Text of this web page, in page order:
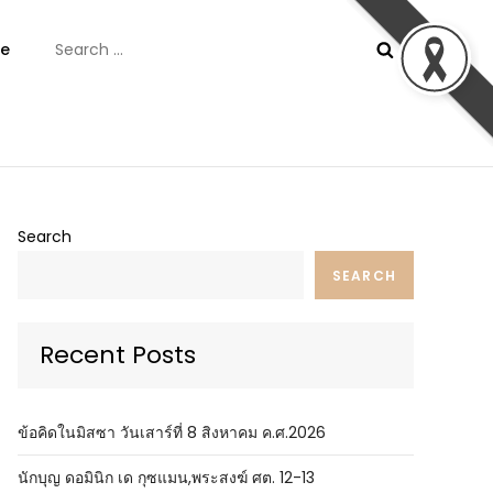
for:
Search
SEARCH
Recent Posts
ข้อคิดในมิสซา วันเสาร์ที่ 8 สิงหาคม ค.ศ.2026
นักบุญ ดอมินิก เด กุซแมน,พระสงฆ์ ศต. 12-13